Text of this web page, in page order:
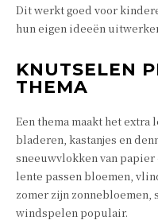
Dit werkt goed voor
hun eigen ideeën
KNUTSELEN
THEMA
Een thema maakt het
bladeren, kastanjes en
sneeuwvlokken van
lente passen bloemen,
zomer zijn zonnebloemen,
windspelen populair.